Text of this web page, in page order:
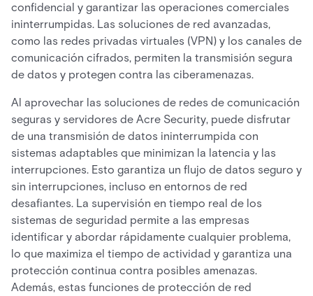
confidencial y garantizar las operaciones comerciales
ininterrumpidas. Las soluciones de red avanzadas,
como las redes privadas virtuales (VPN) y los canales de
comunicación cifrados, permiten la transmisión segura
de datos y protegen contra las ciberamenazas.
Al aprovechar las soluciones de redes de comunicación
seguras y servidores de Acre Security, puede disfrutar
de una transmisión de datos ininterrumpida con
sistemas adaptables que minimizan la latencia y las
interrupciones. Esto garantiza un flujo de datos seguro y
sin interrupciones, incluso en entornos de red
desafiantes. La supervisión en tiempo real de los
sistemas de seguridad permite a las empresas
identificar y abordar rápidamente cualquier problema,
lo que maximiza el tiempo de actividad y garantiza una
protección continua contra posibles amenazas.
Además, estas funciones de protección de red